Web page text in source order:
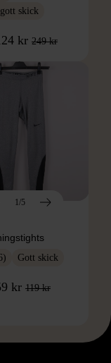
skick
kr 249 kr
1/5
Gott skick
kr 119 kr